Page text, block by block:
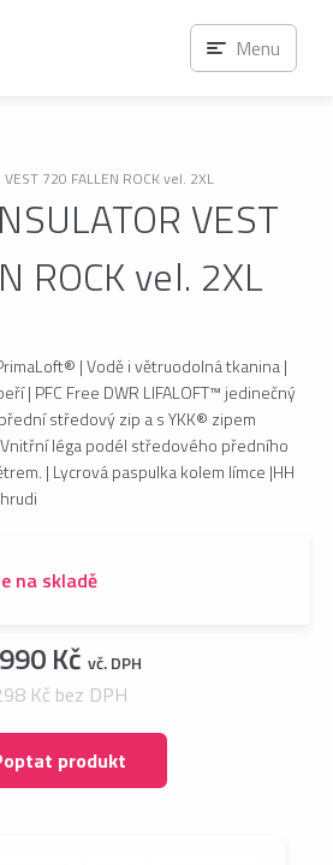
VEST 720 FALLEN ROCK vel. 2XL
VEST
ROCK vel. 2XL
| Vodě i větruodolná tkanina |
| PFC Free DWR LIFALOFT™ jedinečný
středový zip a s YKK® zipem
léga podél středového předního
| Lycrová paspulka kolem límce |HH
na skladě
Kč vč. DPH
Kč bez DPH
produkt
Menu